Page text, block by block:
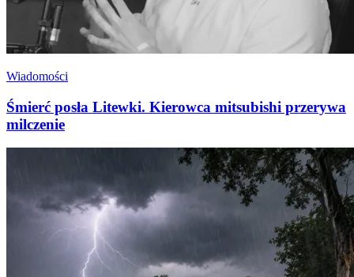
Wiadomości
Śmierć posła Litewki. Kierowca mitsubishi przerywa
milczenie